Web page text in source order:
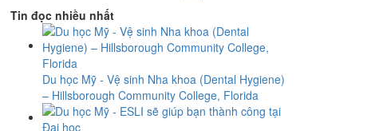
Tin đọc nhiều nhất
Du học Mỹ - Vệ sinh Nha khoa (Dental Hygiene)
– Hillsborough Community College, Florida